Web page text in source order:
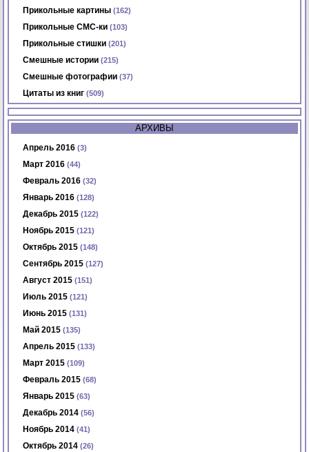
Прикольные картины (162)
Прикольные СМС-ки (103)
Прикольные стишки (201)
Смешные истории (215)
Смешные фотографии (37)
Цитаты из книг (509)
АРХИВЫ
Апрель 2016 (3)
Март 2016 (44)
Февраль 2016 (32)
Январь 2016 (128)
Декабрь 2015 (122)
Ноябрь 2015 (121)
Октябрь 2015 (148)
Сентябрь 2015 (127)
Август 2015 (151)
Июль 2015 (121)
Июнь 2015 (131)
Май 2015 (135)
Апрель 2015 (133)
Март 2015 (109)
Февраль 2015 (68)
Январь 2015 (63)
Декабрь 2014 (56)
Ноябрь 2014 (41)
Октябрь 2014 (26)